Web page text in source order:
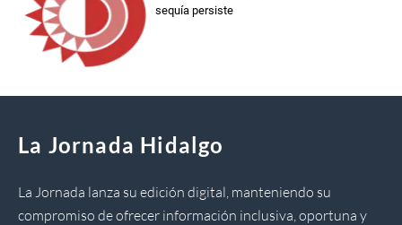
sequía persiste
La Jornada Hidalgo
La Jornada lanza su edición digital, manteniendo su
compromiso de ofrecer información inclusiva, oportuna y